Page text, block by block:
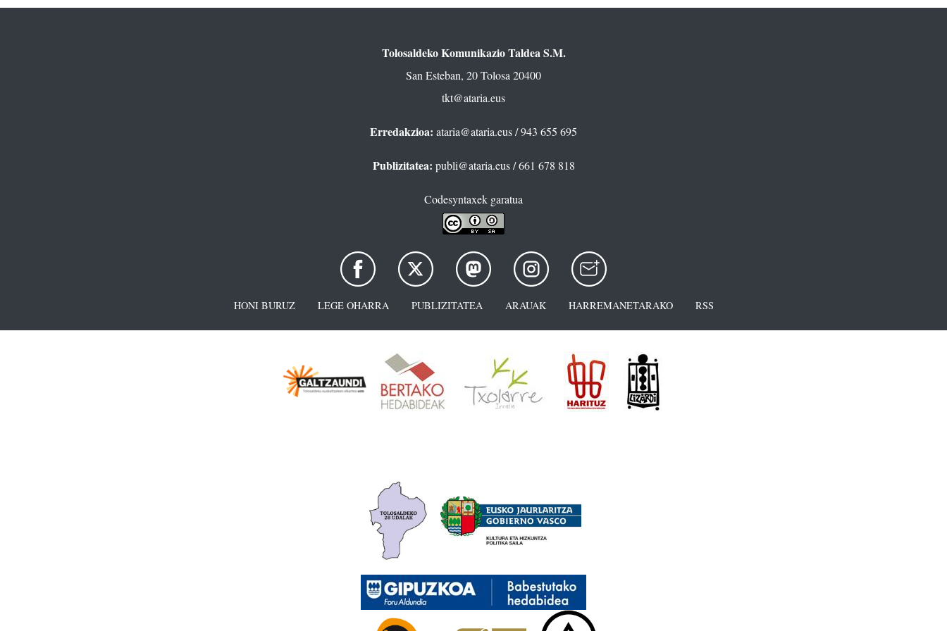
Tolosaldeko Komunikazio Taldea S.M.
San Esteban, 20 Tolosa 20400
tkt@ataria.eus
Erredakzioa: ataria@ataria.eus/ 943 655 695
Publizitatea: publi@ataria.eus/ 661 678 818
Codesyntaxek garatua
HONI BURUZ LEGE OHARRA PUBLIZITATEA ARAUAK HARREMANETARAKO RSS